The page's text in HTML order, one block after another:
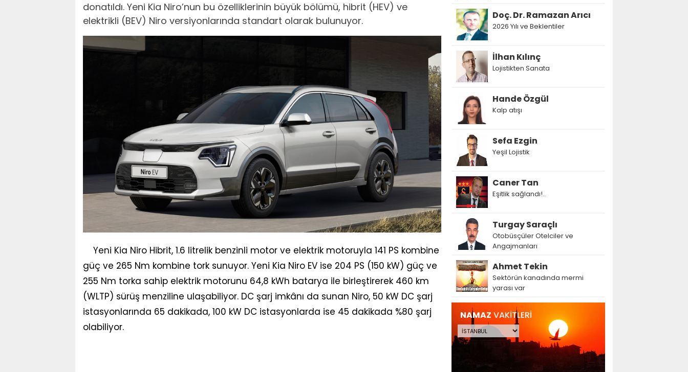
donatıldı. Yeni Kia Niro’nun bu özelliklerinin büyük bölümü, hibrit (HEV) ve
elektrikli (BEV) Niro versiyonlarında standart olarak bulunuyor.
Yeni Kia Niro Hibrit, 1.6 litrelik benzinli motor ve elektrik motoruyla 141 PS kombine
güç ve 265 Nm kombine tork sunuyor. Yeni Kia Niro EV ise 204 PS (150 kW) güç ve
255 Nm torka sahip elektrik motorunu 64,8 kWh batarya ile birleştirerek 460 km
(WLTP) sürüş menziline ulaşabiliyor. DC şarj imkânı da sunan Niro, 50 kW DC şarj
istasyonlarında 65 dakikada, 100 kW DC istasyonlarda ise 45 dakikada %80 şarj
olabiliyor.
Doç. Dr. Ramazan Arıcı
2026 Yılı ve Beklentiler
İlhan Kılınç
Lojistikten Sanata
Hande Özgül
Kalp atışı
Sefa Ezgin
Yeşil Lojistik
Caner Tan
Eşitlik sağlandı!..
Turgay Saraçlı
Otobüsçüler Otelciler ve
Angajmanları
Ahmet Tekin
Sektörün kanadında mermi
yarası var
NAMAZ VAKİTLERİ